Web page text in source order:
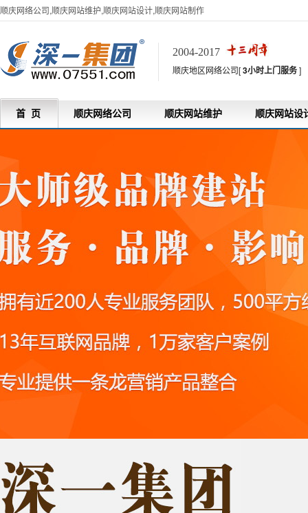
顺庆网络公司,顺庆网站维护,顺庆网站设计,顺庆网站制作
2004-2017
顺庆地区网络公司[3小时上门服务]
首 页 顺庆网络公司 顺庆网站维护 顺庆网站设